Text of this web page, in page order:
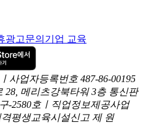
광고문의 기업 교육
사업자등록번호 487-86-00195
28, 메리츠강북타워 3층 통신판
-2580호ㅣ직업정보제공사업
평생교육시설신고 제 원